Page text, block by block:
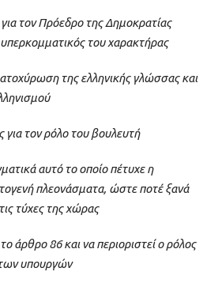
τον Πρόεδρο της Δημοκρατίας
του χαρακτήρας
της ελληνικής γλώσσας και
για τον ρόλο του βουλευτή
αυτό το οποίο πέτυχε η
πλεονάσματα, ώστε ποτέ ξανά
τύχες της χώρας
άρθρο 86 και να περιοριστεί ο ρόλος
υπουργών